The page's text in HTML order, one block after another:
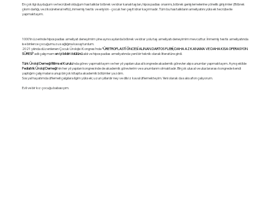
En çok ilgi duyduğum ve tecrübeli olduğum hastalıklar böbrek ve idrar kanalı taşları, hipospadias onarımı, böbrek genişlemelerine yönelik girişimler (Böbrek
çıkım darlığı, vezikoüreteral reflü), inmemiş testis ve erişkin - çocuk her çeşit idrar kaçırmadır. Tüm bu hastalıkların ameliyatını yüksek tecrübe ile
yapmaktayım.
1000’in üzerinde hipospadias ameliyat deneyimim yine aynı sayılarda böbrek ve idrar yolu taş ameliyatı deneyimim mevcuttur. İnmemiş testis ameliyatında
ise binlerce çocuğumuzu sağlığına kavuşturdum.
2021 yılında düzenlenen Çocuk Ürolojisi Kongresi’nde“ÜRETROPLASTİ ÖNCESİ ALINAN DARTOS FLEBİ; DAHA AZ KANAMA VE DAHA KISA OPERASYON
SÜRESİ”adlı çalışmamen iyi bildiri ödülünüaldı ve hipospadias ameliyatında yeni bir teknik olarak literatüre girdi.
Türk Üroloji Derneği Bilimsel Kurulu’nda görev yapmaktayım ve her yıl yapılan ulusal kongrede akademik görevler alıp sunumlar yapmaktayım. Aynı şekilde
Pediatrik Üroloji Derneği’nin her yıl yapılan kongresinde de akademik görevlerim ve sunumlarım olmaktadır. Birçok ulusal ve uluslararası kongrede kendi
yaptığım çalışmaları sunup birçok kitapta akademik bölümler yazdım.
Sosyal hayatımda üflemeli çalgılara ilgim yüksek; uzun yıllardır ney ve dilsiz kaval üflemekteyim. Yeni olarak da saksafon çalıyorum.
Evli ve bir kız çocuğu babasıyım.